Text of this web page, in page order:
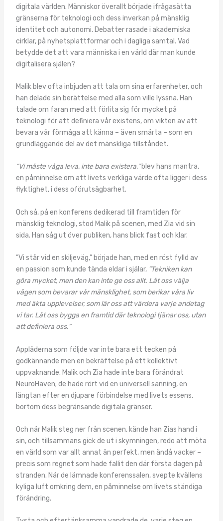
digitala världen. Människor överallt började ifrågasätta
gränserna för teknologi och dess inverkan på mänsklig
identitet och autonomi. Debatter rasade i akademiska
cirklar, på nyhetsplattformar och i dagliga samtal. Vad
betydde det att vara människa i en värld där man kunde
digitalisera själen?
Malik blev ofta inbjuden att tala om sina erfarenheter, och
han delade sin berättelse med alla som ville lyssna. Han
talade om faran med att förlita sig för mycket på
teknologi för att definiera vår existens, om vikten av att
bevara vår förmåga att känna – även smärta – som en
grundläggande del av det mänskliga tillståndet.
”Vi måste våga leva, inte bara existera,”blev hans mantra,
en påminnelse om att livets verkliga värde ofta ligger i dess
flyktighet, i dess oförutsägbarhet.
Och så, på en konferens dedikerad till framtiden för
mänsklig teknologi, stod Malik på scenen, med Zia vid sin
sida. Han såg ut över publiken, hans blick fast och klar.
”Vi står vid en skiljeväg,” började han, med en röst fylld av
en passion som kunde tända eldar i själar, ”Tekniken kan
göra mycket, men den kan inte ge oss allt. Låt oss välja
vägen som bevarar vår mänsklighet, som berikar våra liv
med äkta upplevelser, som lär oss att värdera varje andetag
vi tar. Låt oss bygga en framtid där teknologi tjänar oss, utan
att definiera oss.”
Applåderna som följde var inte bara ett tecken på
godkännande men en bekräftelse på ett kollektivt
uppvaknande. Malik och Zia hade inte bara förändrat
NeuroHaven; de hade rört vid en universell sanning, en
längtan efter en djupare förbindelse med livets essens,
bortom dess begränsande digitala gränser.
Och när Malik steg ner från scenen, kände han Zias hand i
sin, och tillsammans gick de ut i skymningen, redo att möta
en värld som var allt annat än perfekt, men ändå vacker –
precis som regnet som hade fallit den där första dagen på
stranden. När de lämnade konferenssalen, svepte kvällens
kyliga luft omkring dem, en påminnelse om livets ständiga
förändring.